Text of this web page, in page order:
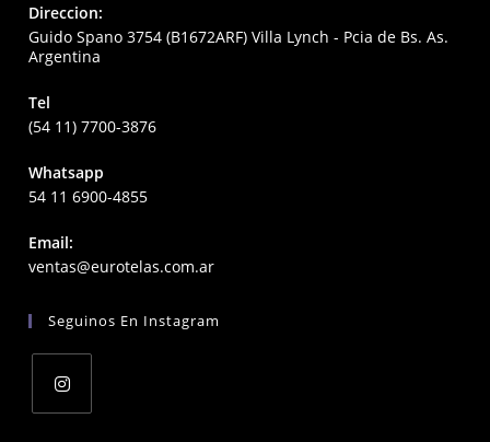
Direccion:
Guido Spano 3754 (B1672ARF) Villa Lynch - Pcia de Bs. As.
Argentina
Tel
(54 11) 7700-3876
Whatsapp
54 11 6900-4855
Email:
ventas@eurotelas.com.arOpens
application
Seguinos En Instagram